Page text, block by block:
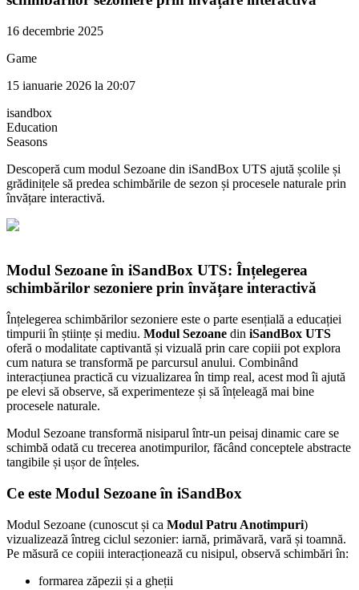
16 decembrie 2025
Game
15 ianuarie 2026 la 20:07
isandbox
Education
Seasons
Descoperă cum modul Sezoane din iSandBox UTS ajută școlile și
grădinițele să predea schimbările de sezon și procesele naturale prin
învățare interactivă.
Modul Sezoane în iSandBox UTS: Înțelegerea
schimbărilor sezoniere prin învățare interactivă
Înțelegerea schimbărilor sezoniere este o parte esențială a educației
timpurii în științe și mediu. Modul Sezoane din iSandBox UTS
oferă o modalitate captivantă și vizuală prin care copiii pot explora
cum natura se transformă pe parcursul anului. Combinând
interacțiunea practică cu vizualizarea în timp real, acest mod îi ajută
pe elevi să observe, să experimenteze și să înțeleagă mai bine
procesele naturale.
Modul Sezoane transformă nisiparul într-un peisaj dinamic care se
schimbă odată cu trecerea anotimpurilor, făcând conceptele abstracte
tangibile și ușor de înțeles.
Ce este Modul Sezoane în iSandBox
Modul Sezoane (cunoscut și ca Modul Patru Anotimpuri)
vizualizează întreg ciclul sezonier: iarnă, primăvară, vară și toamnă.
Pe măsură ce copiii interacționează cu nisipul, observă schimbări în:
formarea zăpezii și a gheții